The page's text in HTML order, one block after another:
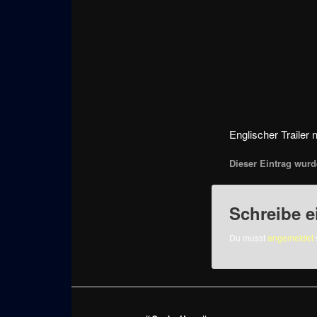
Englischer Trailer
Dieser Eintrag
Schreibe
Du musstangemeldet